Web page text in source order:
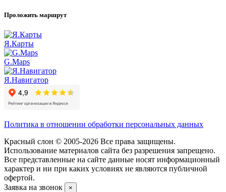
Проложить маршрут
Я.Карты
G.Maps
Я.Навигатор
Политика в отношении обработки персональных данных
Красный слон © 2005-2026 Все права защищены.
Использование материалов сайта без разрешения запрещено.
Все представленные на сайте данные носят информационный
характер и ни при каких условиях не являются публичной
офертой.
Заявка на звонок
×